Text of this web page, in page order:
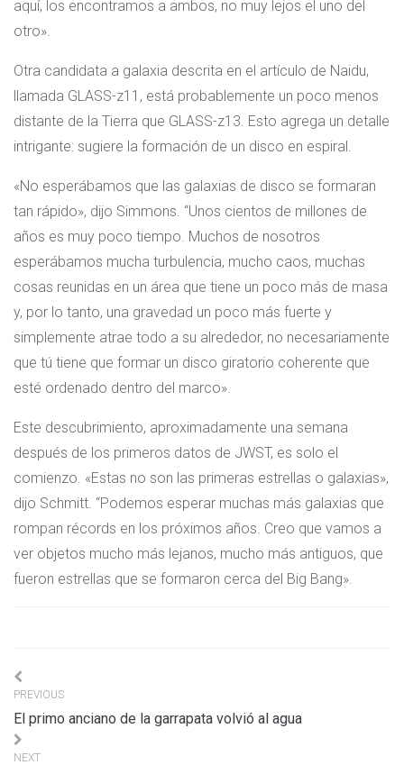
aquí, los encontramos a ambos, no muy lejos el uno del
otro».
Otra candidata a galaxia descrita en el artículo de Naidu,
llamada GLASS-z11, está probablemente un poco menos
distante de la Tierra que GLASS-z13. Esto agrega un detalle
intrigante: sugiere la formación de un disco en espiral.
«No esperábamos que las galaxias de disco se formaran
tan rápido», dijo Simmons. “Unos cientos de millones de
años es muy poco tiempo. Muchos de nosotros
esperábamos mucha turbulencia, mucho caos, muchas
cosas reunidas en un área que tiene un poco más de masa
y, por lo tanto, una gravedad un poco más fuerte y
simplemente atrae todo a su alrededor, no necesariamente
que tú tiene que formar un disco giratorio coherente que
esté ordenado dentro del marco».
Este descubrimiento, aproximadamente una semana
después de los primeros datos de JWST, es solo el
comienzo. «Estas no son las primeras estrellas o galaxias»,
dijo Schmitt. “Podemos esperar muchas más galaxias que
rompan récords en los próximos años. Creo que vamos a
ver objetos mucho más lejanos, mucho más antiguos, que
fueron estrellas que se formaron cerca del Big Bang».
Navigation
de
l’article
PREVIOUS
El primo anciano de la garrapata volvió al agua
NEXT